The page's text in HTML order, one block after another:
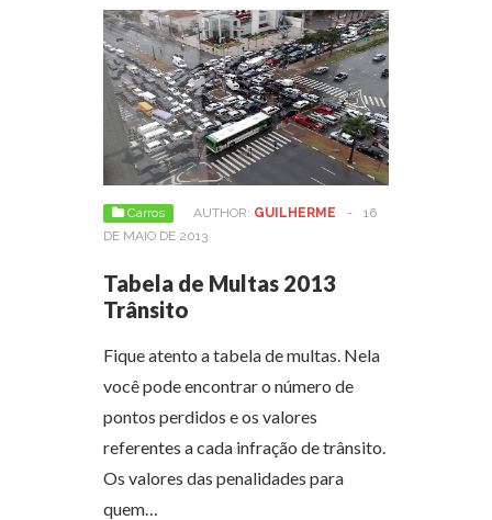
Carros AUTHOR: GUILHERME -
16
DE MAIO DE 2013
Tabela de Multas 2013
Trânsito
Fique atento a tabela de multas. Nela
você pode encontrar o número de
pontos perdidos e os valores
referentes a cada infração de trânsito.
Os valores das penalidades para
quem…